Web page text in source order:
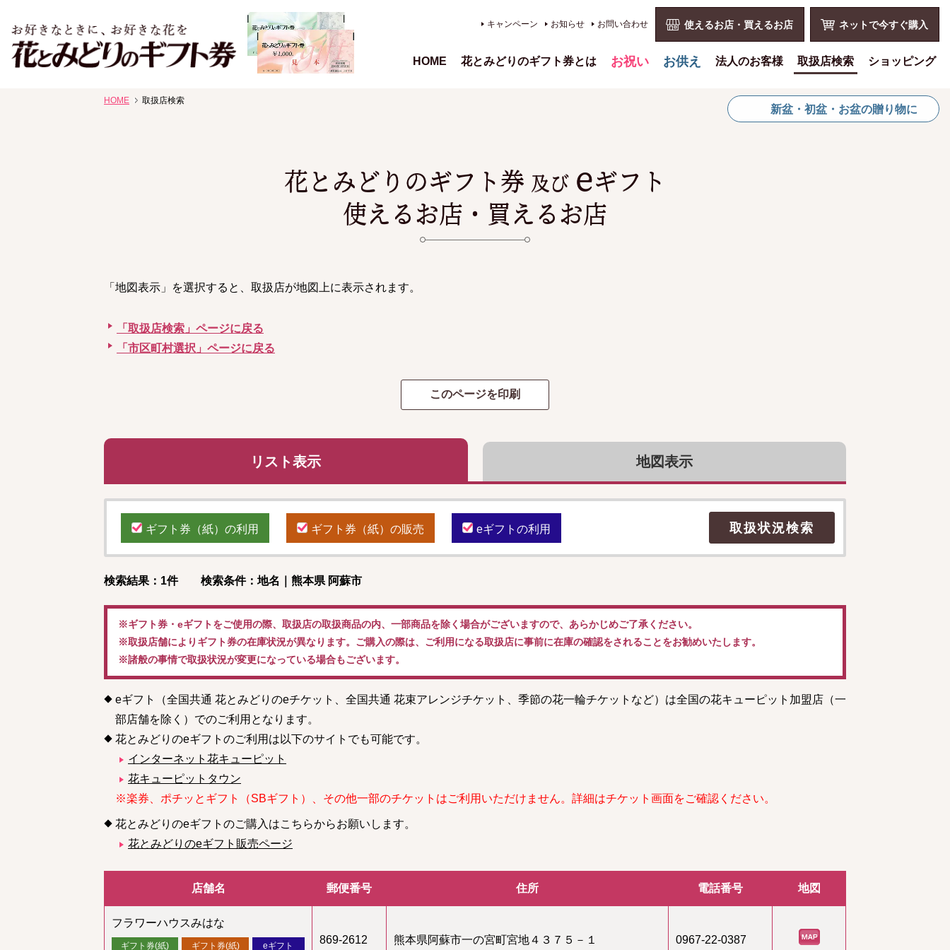
花、線香贈答におすすめのギフト
キャンペーン お知らせ お問い合わせ 使えるお店・買えるお店 ネットで今すぐ購入
HOME 花とみどりのギフト券とは お祝い お供え
お盆に贈る
法人のお客様
花とみどりのギフト券とは
法人様メリット
取扱店検索 ショッピング
ショッピングTOP
買い物カゴ
新盆・初盆・お盆の贈り物に
HOME 取扱店検索
花とみどりのギフト券 及び eギフト
使えるお店・買えるお店
「地図表示」を選択すると、取扱店が地図上に表示されます。
「取扱店検索」ページに戻る
「市区町村選択」ページに戻る
リスト表示 地図表示
ギフト券（紙）の利用 ギフト券（紙）の販売 eギフトの利用
検索結果：1件 検索条件：地名｜熊本県 阿蘇市
※ギフト券・eギフトをご使用の際、取扱店の取扱商品の内、一部商品を除く場合がございますので、あらかじめご了承ください。
※取扱店舗によりギフト券の在庫状況が異なります。ご購入の際は、ご利用になる取扱店に事前に在庫の確認をされることをお勧めいたします。
※諸般の事情で取扱状況が変更になっている場合もございます。
eギフト（全国共通 花とみどりのeチケット、全国共通 花束アレンジチケット、季節の花一輪チケットなど）は全国の花キューピット加盟店（一
部店舗を除く）でのご利用となります。
花とみどりのeギフトのご利用は以下のサイトでも可能です。
インターネット花キューピット
花キューピットタウン
※楽券、ポチッとギフト（SBギフト）、その他一部のチケットはご利用いただけません。詳細はチケット画面をご確認ください。
花とみどりのeギフトのご購入はこちらからお願いします。
花とみどりのeギフト販売ページ
店舗名 郵便番号 住所 電話番号 地図
フラワーハウスみはな
ギフト券(紙) ギフト券(紙) eギフト 869-2612 熊本県阿蘇市一の宮町宮地４３７５－１ 0967-22-0387